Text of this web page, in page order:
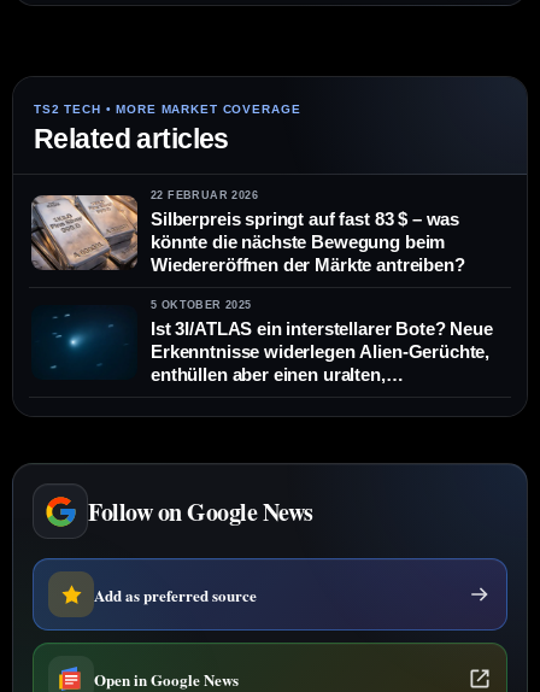
Related articles
22 FEBRUAR 2026
Silberpreis springt auf fast 83 $ – was
könnte die nächste Bewegung beim
Wiedereröffnen der Märkte antreiben?
5 OKTOBER 2025
Ist 3I/ATLAS ein interstellarer Bote? Neue
Erkenntnisse widerlegen Alien-Gerüchte,
enthüllen aber einen uralten,
kohlenstoffreichen Kometen
Follow on Google News
Add as preferred source
Open in Google News